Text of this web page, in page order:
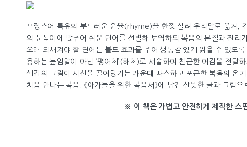
프랑스어 특유의 부드러운 운율(rhyme)을 한껏 살려 우리말로 옮겨,
의 눈높이에 맞추어 쉬운 단어를 선별해 번역하되 복음의 본질과 진리
오래 되새겨야 할 단어는 볼드 효과를 주어 생동감 있게 읽을 수 있도
용하는 높임말이 아닌 ‘평어체’(해체)로 서술하여 친근한 어감을 전달
색감의 그림이 시선을 끌어당기는 가운데 따스하고 포근한 복음의 온
처음 만나는 복음. 《아가들을 위한 복음서》에 담긴 산뜻한 글과 그림으
※ 이 책은 가볍고 안전하게 제작한 스